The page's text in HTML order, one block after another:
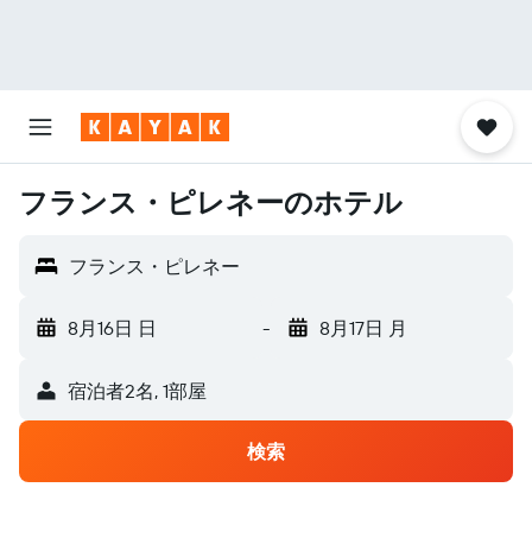
フランス・ピレネーのホテル
フランス・ピレネー
8月16日 日 - 8月17日 月
宿泊者2名, 1​部屋
検索